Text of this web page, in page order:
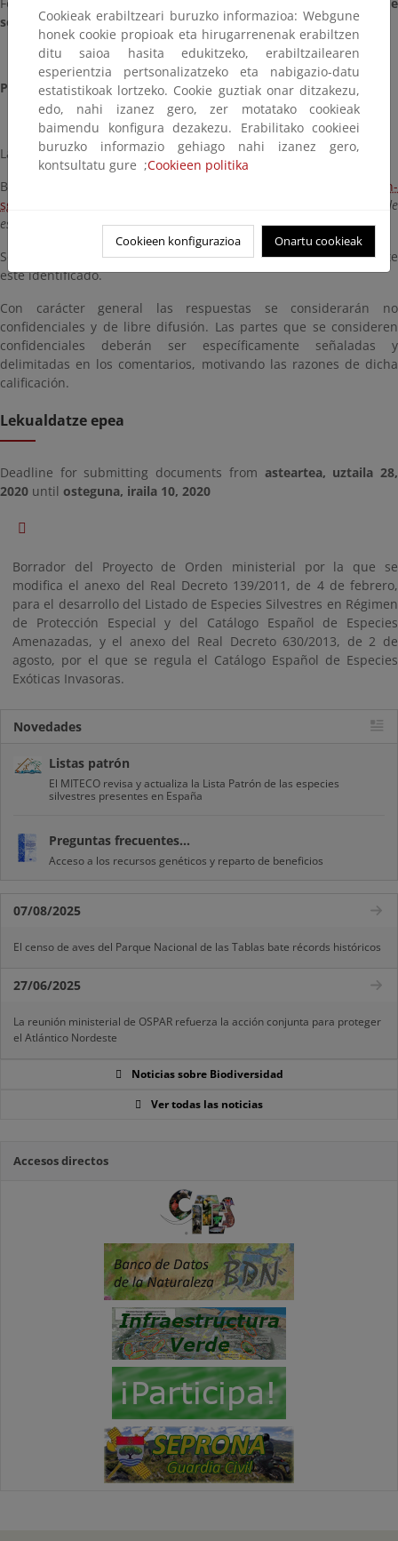
septiembre de 2020
Presentación de alegaciones:
Las alegaciones podrán remitirse a la dirección de correo:
Buzón de correo electrónico para participación:
buzon-
sgb@miteco.es
"Listado y catálogo de
especies"
Sólo serán consideradas las respuestas en las que el remitente
esté identificado.
Con carácter general las respuestas se considerarán no
confidenciales y de libre difusión. Las partes que se consideren
confidenciales deberán ser específicamente señaladas y
delimitadas en los comentarios, motivando las razones de dicha
calificación.
Lekualdatze epea
Deadline for submitting documents from asteartea, uztaila 28,
2020 until osteguna, iraila 10, 2020
Borrador del Proyecto de Orden ministerial por la que se
modifica el anexo del Real Decreto 139/2011, de 4 de febrero,
para el desarrollo del Listado de Especies Silvestres en Régimen
de Protección Especial y del Catálogo Español de Especies
Amenazadas, y el anexo del Real Decreto 630/2013, de 2 de
agosto, por el que se regula el Catálogo Español de Especies
Exóticas Invasoras.
Novedades
Listas patrón
El MITECO revisa y actualiza la Lista Patrón de las especies
silvestres presentes en España
Preguntas frecuentes...
Acceso a los recursos genéticos y reparto de beneficios
07/08/2025
El censo de aves del Parque Nacional de las Tablas bate récords históricos
27/06/2025
La reunión ministerial de OSPAR refuerza la acción conjunta para proteger
el Atlántico Nordeste
Noticias sobre Biodiversidad
Ver todas las noticias
Accesos directos
Cookieak erabiltzeari buruzko informazioa: Webgune
honek cookie propioak eta hirugarrenenak erabiltzen
ditu saioa hasita edukitzeko, erabiltzailearen
esperientzia pertsonalizatzeko eta nabigazio-datu
estatistikoak lortzeko. Cookie guztiak onar ditzakezu,
edo, nahi izanez gero, zer motatako cookieak
baimendu konfigura dezakezu. Erabilitako cookieei
buruzko informazio gehiago nahi izanez gero,
kontsultatu gure ;Cookieen politika
Cookieen konfigurazioa Onartu cookieak